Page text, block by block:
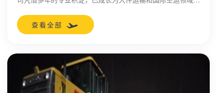
客户提供一站式物流解决方案，确保货物从起点到终点的无缝
衔接。
查看全部